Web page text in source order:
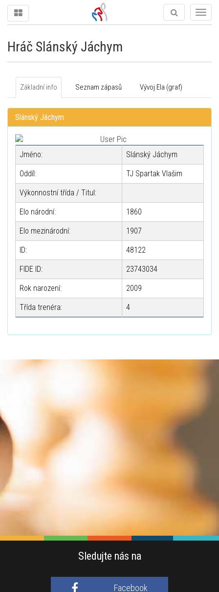
Hráč Slánský Jáchym
Základní info Seznam zápasů Vývoj Ela (graf)
Slánský Jáchym
Jméno: Slánský Jáchym
Oddíl: TJ Spartak Vlašim
Výkonnostní třída / Titul:
Elo národní: 1860
Elo mezinárodní: 1907
ID: 48122
FIDE ID: 23743034
Rok narození: 2009
Třída trenéra: 4
Sledujte nás na
Facebook